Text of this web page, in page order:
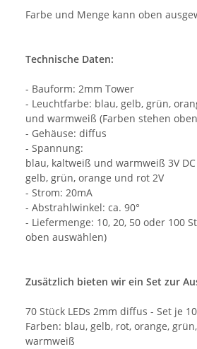
Farbe und Menge kann oben
Technische Daten:
- Bauform: 2mm Tower
- Leuchtfarbe: blau, gelb, grün,
und warmweiß (Farben stehen
- Gehäuse: diffus
- Spannung:
blau, kaltweiß und warmweiß 3V DC
gelb, grün, orange und rot 2V
- Strom: 20mA
- Abstrahlwinkel: ca. 90°
- Liefermenge: 10, 20, 50 oder 100
oben auswählen)
Zusätzlich bieten wir ein Set zur
70 Stück LEDs 2mm diffus - Set je
Farben: blau, gelb, rot, orange,
warmweiß